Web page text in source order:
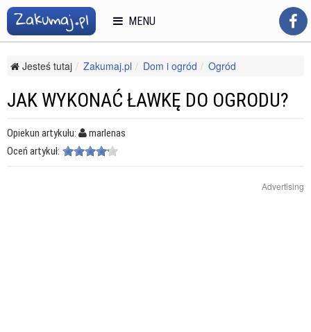
Jesteś tutaj Zakumaj.pl Dom i ogród
Ogród
JAK WYKONAĆ ŁAWKĘ DO OGRODU?
Opiekun artykułu:
marlenas
Oceń artykuł:
Advertising
MENU